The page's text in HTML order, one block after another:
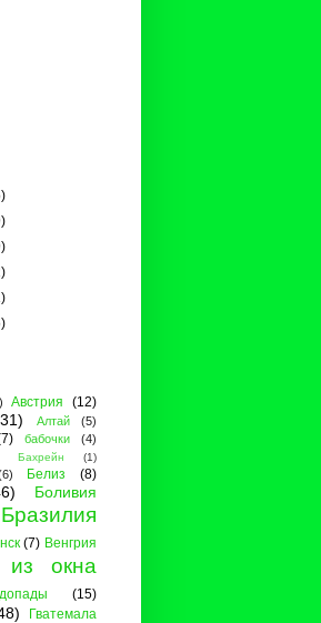
Австрия (12)
Алтай (5)
бабочки (4)
Бахрейн (1)
Белиз (8)
Боливия
Бразилия
(7) Венгрия
из окна
(15)
Гватемала